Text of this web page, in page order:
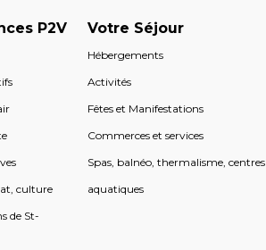
P2V
culture
de St-
Votre Séjour
Hébergements
Activités
Fêtes et Manifestations
Commerces et services
Spas, balnéo, thermalisme, centres
aquatiques